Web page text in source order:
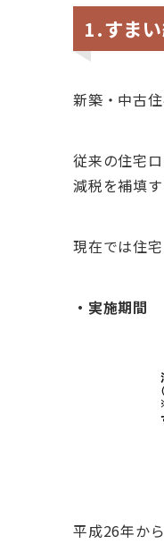
1.すま
新築・中古
従来の住宅
減税を補填
現在では住
・実施期間
平成26年か